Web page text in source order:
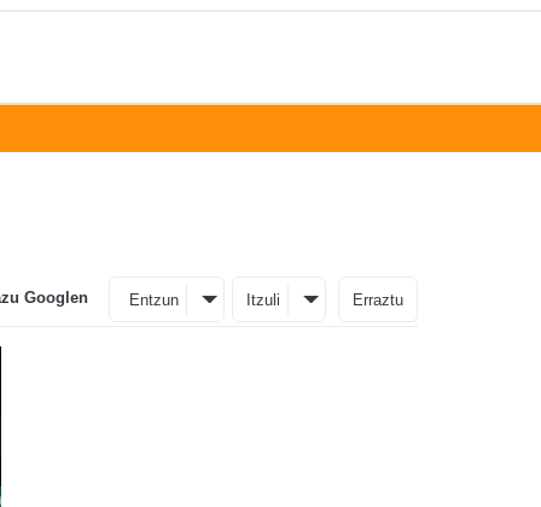
Googlen Entzun Itzuli Erraztu